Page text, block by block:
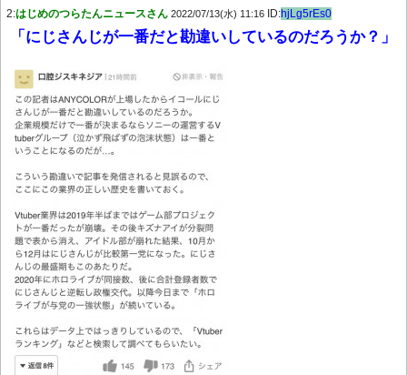
2:はじめのつらたんニュースさん 2022/07/13(水) 11:16 ID:hjLg5rEs0
「にじさんじが一番だと勘違いしているのだろうか？」